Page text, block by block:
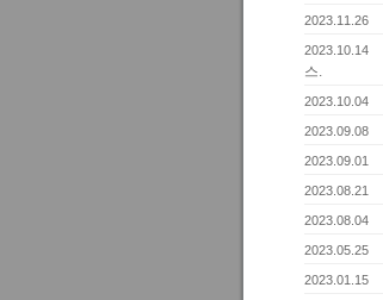
2023.11.26
2023.10.14
스.
2023.10.04
2023.09.08
2023.09.01
2023.08.21
2023.08.04
2023.05.25
2023.01.15